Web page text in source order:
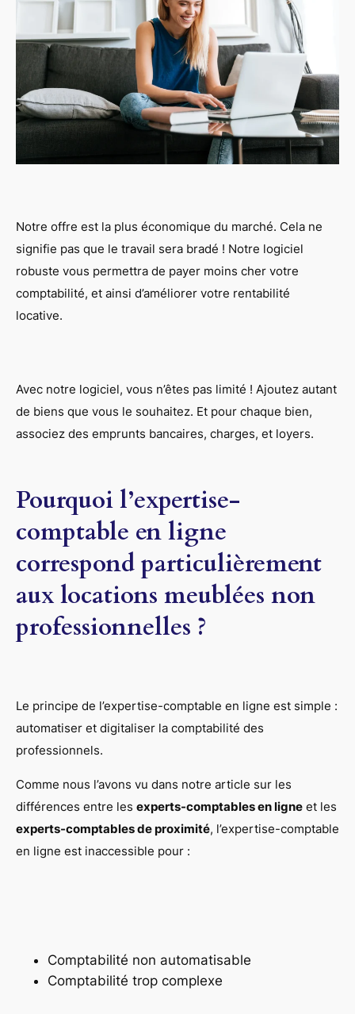
Notre offre est la plus économique du marché. Cela ne
signifie pas que le travail sera bradé ! Notre logiciel
robuste vous permettra de payer moins cher votre
comptabilité, et ainsi d’améliorer votre rentabilité
locative.
Avec notre logiciel, vous n’êtes pas limité ! Ajoutez autant
de biens que vous le souhaitez. Et pour chaque bien,
associez des emprunts bancaires, charges, et loyers.
Pourquoi l’expertise-
comptable en ligne
correspond particulièrement
aux locations meublées non
professionnelles ?
Le principe de l’expertise-comptable en ligne est simple :
automatiser et digitaliser la comptabilité des
professionnels.
Comme nous l’avons vu dans notre article sur les
différences entre les experts-comptables en ligne et les
experts-comptables de proximité, l’expertise-comptable
en ligne est inaccessible pour :
Comptabilité non automatisable
Comptabilité trop complexe